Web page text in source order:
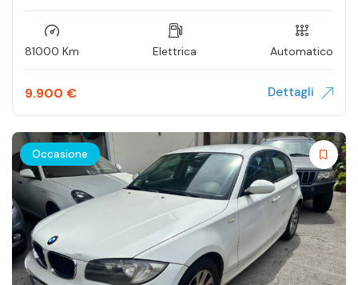
81000 Km Elettrica Automatico
9.900 € Dettagli
Occasione